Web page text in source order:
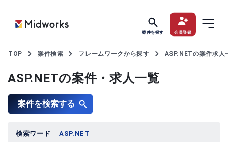
案件を探す 会員登録
TOP 案件検索 フレームワークから探す ASP.NETの案件求人
ASP.NETの案件・求人一覧
案件を検索する
検索ワード ASP.NET